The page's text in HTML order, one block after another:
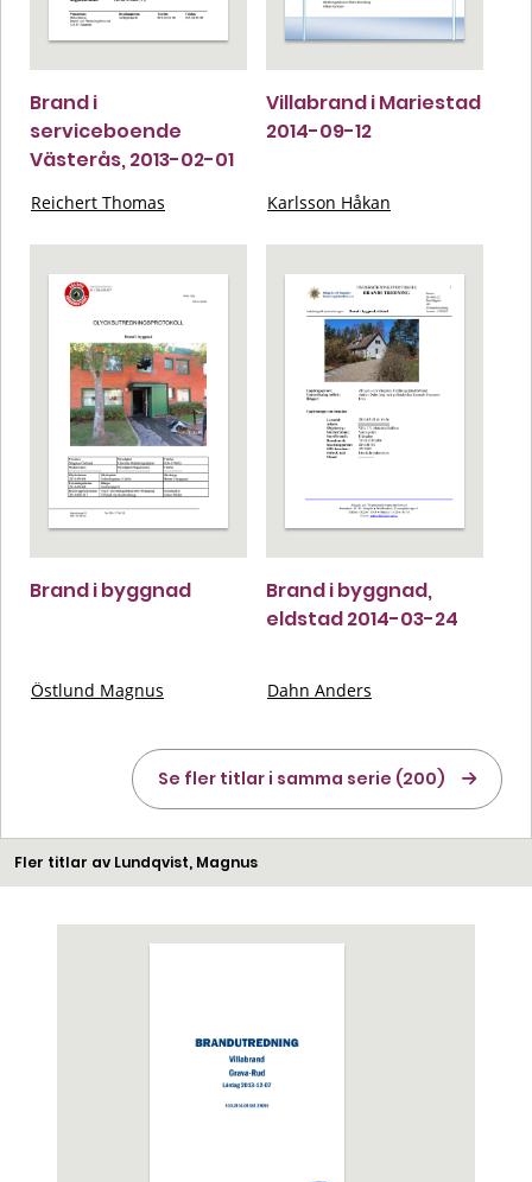
Brand i
serviceboende
Västerås, 2013-02-01
Reichert Thomas
Villabrand i Mariestad
2014-09-12
Karlsson Håkan
Brand i byggnad
Östlund Magnus
Brand i byggnad,
eldstad 2014-03-24
Dahn Anders
Se fler titlar i samma serie (200)
Fler titlar av Lundqvist, Magnus